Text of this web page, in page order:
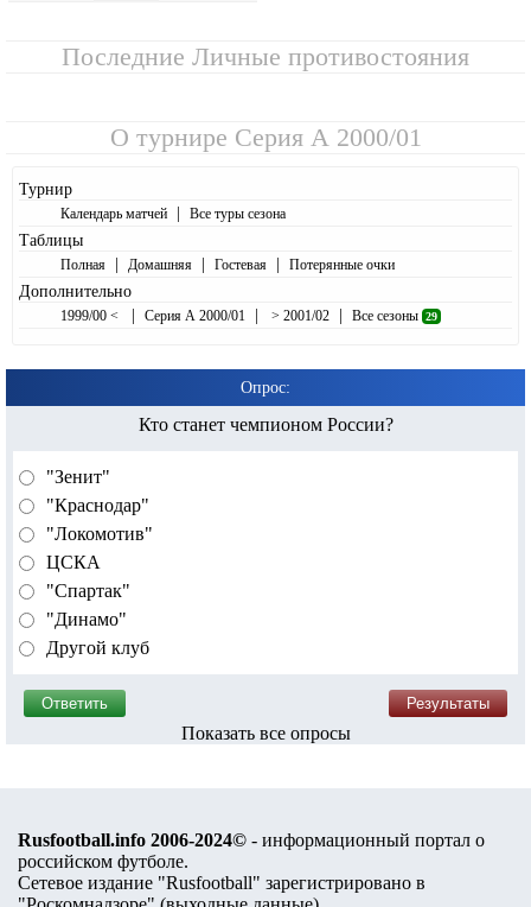
Последние Личные противостояния
О турнире Серия А 2000/01
Турнир
Календарь матчей | Все туры сезона
Таблицы
Полная | Домашняя | Гостевая | Потерянные очки
Дополнительно
1999/00 < | Серия А 2000/01 | > 2001/02 | Все сезоны 29
Опрос:
Кто станет чемпионом России?
"Зенит"
"Краснодар"
"Локомотив"
ЦСКА
"Спартак"
"Динамо"
Другой клуб
Показать все опросы
Rusfootball.info 2006-2024© - информационный портал о
российском футболе.
Сетевое издание "Rusfootball" зарегистрировано в